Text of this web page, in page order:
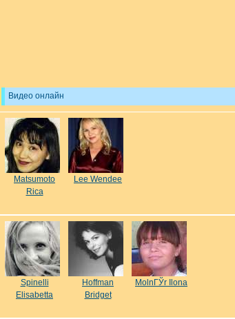
Видео онлайн
Matsumoto
Rica
Lee Wendee
Spinelli
Elisabetta
Hoffman
Bridget
MolnГЎr Ilona